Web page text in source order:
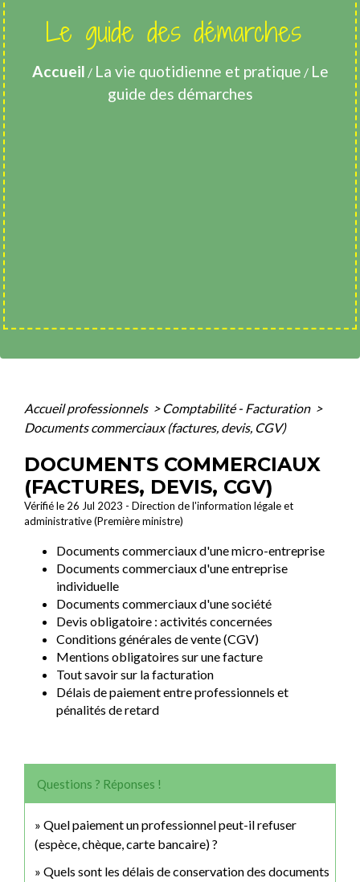
Le guide des démarches
Accueil / La vie quotidienne et pratique / Le
guide des démarches
Accueil professionnels > Comptabilité - Facturation >
Documents commerciaux (factures, devis, CGV)
DOCUMENTS COMMERCIAUX
(FACTURES, DEVIS, CGV)
Vérifié le 26 Jul 2023 - Direction de l'information légale et
administrative (Première ministre)
Documents commerciaux d'une micro-entreprise
Documents commerciaux d'une entreprise
individuelle
Documents commerciaux d'une société
Devis obligatoire : activités concernées
Conditions générales de vente (CGV)
Mentions obligatoires sur une facture
Tout savoir sur la facturation
Délais de paiement entre professionnels et
pénalités de retard
Questions ? Réponses !
Quel paiement un professionnel peut-il refuser
(espèce, chèque, carte bancaire) ?
Quels sont les délais de conservation des documents